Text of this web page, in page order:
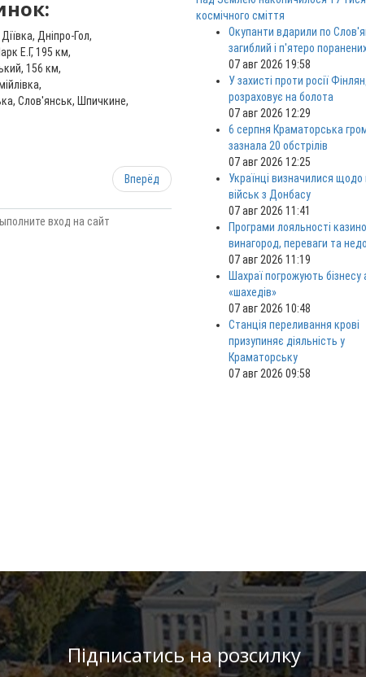
Дніпро-Гол,
Е.Г, 195 км,
156 км,
Слов'янськ, Шпичкине,
Вперёд
вход на сайт
космічного сміття
Окупанти вдарили по
загиблий і п'ятеро
07 авг 2026 19:58
У захисті проти росії
розраховує на болота
07 авг 2026 12:29
6 серпня Краматорська
зазнала 20 обстрілів
07 авг 2026 12:25
Українці визначилися щодо
військ з Донбасу
07 авг 2026 11:41
Програми лояльності
винагород, переваги та
07 авг 2026 11:19
Шахраї погрожують бізнесу
«шахедів»
07 авг 2026 10:48
Станція переливання крові
призупиняє діяльність у
Краматорську
07 авг 2026 09:58
Підписатись на розсилку